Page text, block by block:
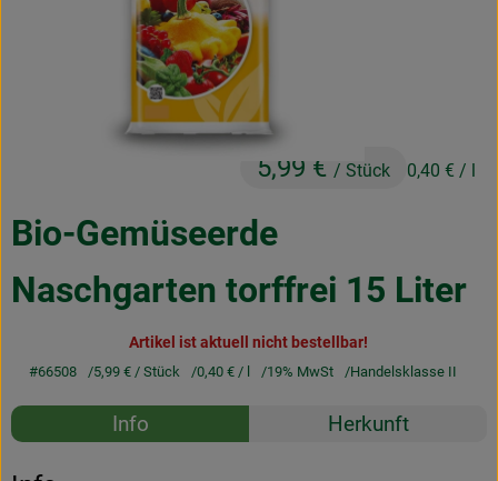
Obst & Gemüse
Drogerie & Diverses
Lieferservice
Geschäftskunden
Bio-Gemüseerde
Naschgarten torffrei 15 Liter
5,99 € / Stück 0,40 € / l
Artikel ist aktuell nicht bestellbar!
#66508 5,99 €/ Stück 0,40 €/ l 19% MwSt Handelsklasse II
Rezepte
Info Herkunft